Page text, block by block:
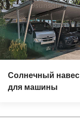
Солнечный навес
для машины